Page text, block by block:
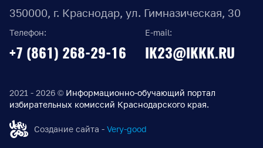
350000, г. Краснодар, ул. Гимназическая, 30
Телефон:
+7 (861) 268-29-16
E-mail:
IK23@IKKK.RU
2021 - 2026 © Информационно-обучающий портал
избирательных комиссий Краснодарского края.
Создание сайта - Very-good
Выборы Губернатора Краснодарского края
Краснодарского края
края
Правовые акты по выборам депутатов Государственной
Думы Федерального Собрания РФ восьмого созыва